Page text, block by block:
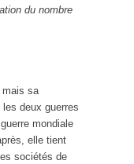
du nombre
mais sa
les deux guerres
mondiale
elle tient
sociétés de